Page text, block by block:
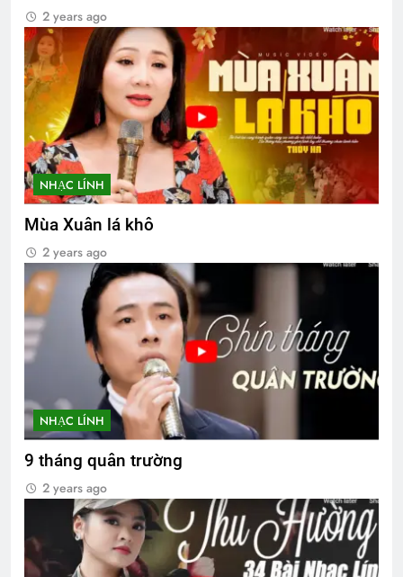
2 years ago
NHẠC LÍNH
Mùa Xuân lá khô
2 years ago
NHẠC LÍNH
9 tháng quân trường
2 years ago